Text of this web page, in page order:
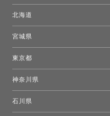
北海道
宮城県
東京都
モーイ東京
キーブー東京
神奈川県
石川県